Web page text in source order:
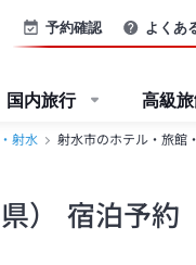
予約確認 よくあ
国内旅行 高級
射水 射水市のホテル・旅館
） 宿泊予約